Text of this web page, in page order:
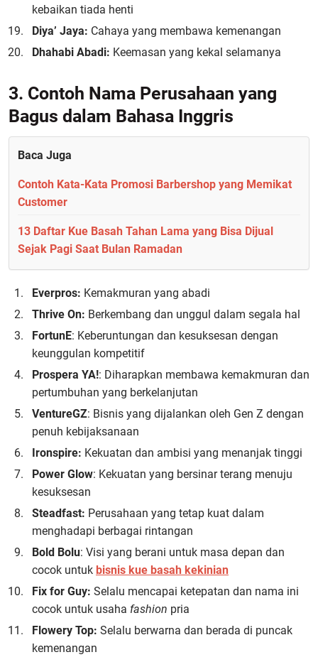
kebaikan tiada henti
Diya’ Jaya: Cahaya yang membawa kemenangan
Dhahabi Abadi: Keemasan yang kekal selamanya
3. Contoh Nama Perusahaan yang
Bagus dalam Bahasa Inggris
Baca Juga
Contoh Kata-Kata Promosi Barbershop yang Memikat
Customer
13 Daftar Kue Basah Tahan Lama yang Bisa Dijual
Sejak Pagi Saat Bulan Ramadan
Everpros: Kemakmuran yang abadi
Thrive On: Berkembang dan unggul dalam segala hal
FortunE: Keberuntungan dan kesuksesan dengan
keunggulan kompetitif
Prospera YA!: Diharapkan membawa kemakmuran dan
pertumbuhan yang berkelanjutan
VentureGZ: Bisnis yang dijalankan oleh Gen Z dengan
penuh kebijaksanaan
Ironspire: Kekuatan dan ambisi yang menanjak tinggi
Power Glow: Kekuatan yang bersinar terang menuju
kesuksesan
Steadfast: Perusahaan yang tetap kuat dalam
menghadapi berbagai rintangan
Bold Bolu: Visi yang berani untuk masa depan dan
cocok untuk bisnis kue basah kekinian
Fix for Guy: Selalu mencapai ketepatan dan nama ini
cocok untuk usaha fashion pria
Flowery Top: Selalu berwarna dan berada di puncak
kemenangan